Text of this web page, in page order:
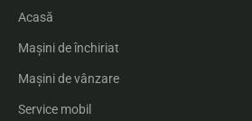
Acasă
Maşini de închiriat
Maşini de vânzare
Service mobil